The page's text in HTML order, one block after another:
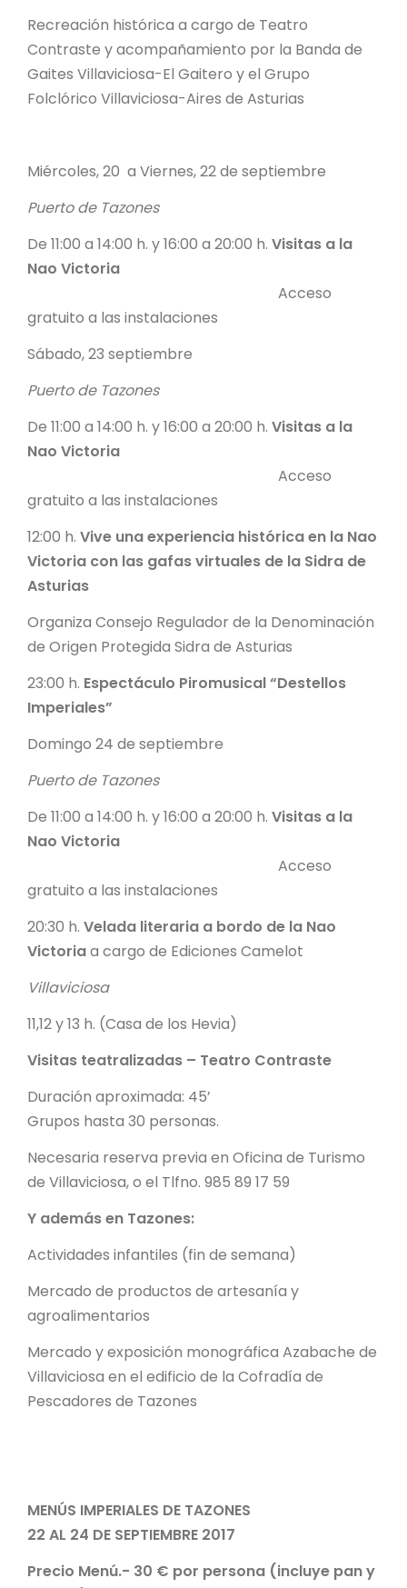
Recreación histórica a cargo de Teatro
Contraste y acompañamiento por la Banda de
Gaites Villaviciosa-El Gaitero y el Grupo
Folclórico Villaviciosa-Aires de Asturias
Miércoles, 20 a Viernes, 22 de septiembre
Puerto de Tazones
De 11:00 a 14:00 h. y 16:00 a 20:00 h. Visitas a la
Nao Victoria
Acceso
gratuito a las instalaciones
Sábado, 23 septiembre
Puerto de Tazones
De 11:00 a 14:00 h. y 16:00 a 20:00 h. Visitas a la
Nao Victoria
Acceso
gratuito a las instalaciones
12:00 h. Vive una experiencia histórica en la Nao
Victoria con las gafas virtuales de la Sidra de
Asturias
Organiza Consejo Regulador de la Denominación
de Origen Protegida Sidra de Asturias
23:00 h. Espectáculo Piromusical “Destellos
Imperiales”
Domingo 24 de septiembre
Puerto de Tazones
De 11:00 a 14:00 h. y 16:00 a 20:00 h. Visitas a la
Nao Victoria
Acceso
gratuito a las instalaciones
20:30 h. Velada literaria a bordo de la Nao
Victoriaa cargo de Ediciones Camelot
Villaviciosa
11,12 y 13 h. (Casa de los Hevia)
Visitas teatralizadas – Teatro Contraste
Duración aproximada: 45’
Grupos hasta 30 personas.
Necesaria reserva previa en Oficina de Turismo
de Villaviciosa, o el Tlfno. 985 89 17 59
Y además en Tazones:
Actividades infantiles (fin de semana)
Mercado de productos de artesanía y
agroalimentarios
Mercado y exposición monográfica Azabache de
Villaviciosa en el edificio de la Cofradía de
Pescadores de Tazones
MENÚS IMPERIALES DE TAZONES
22 AL 24 DE SEPTIEMBRE 2017
Precio Menú.- 30 € por persona (incluye pan y